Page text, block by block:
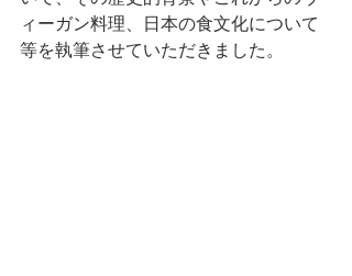
ィーガン料理、日本の食文化について
等を執筆させていただきました。